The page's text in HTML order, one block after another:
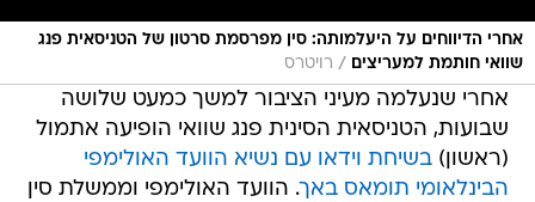
אחרי הדיווחים על היעלמותה: סין מפרסמת סרטון של הטניסאית פנג
שוואי חותמת למעריצים
/ רויטרס
אחרי שנעלמה מעיני הציבור למשך כמעט שלושה
שבועות, הטניסאית הסינית פנג שוואי הופיעה אתמול
(ראשון)בשיחת וידאו עם נשיא הוועד האולימפי
הבינלאומי תומאס באך. הוועד האולימפי וממשלת סין